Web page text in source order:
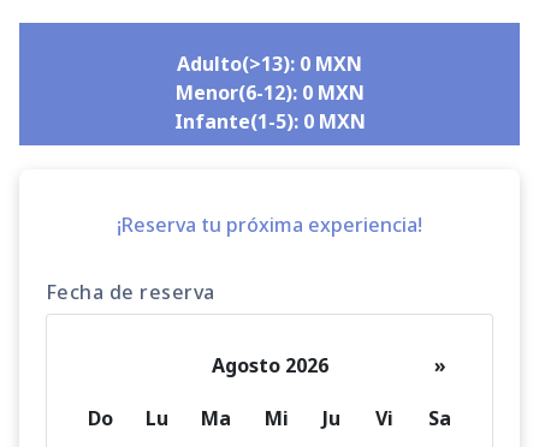
Adulto(>13): 0 MXN
Menor(6-12): 0 MXN
Infante(1-5): 0 MXN
¡Reserva tu próxima experiencia!
Fecha de reserva
Agosto 2026
»
Do
Lu Ma Mi Ju Vi
Sa